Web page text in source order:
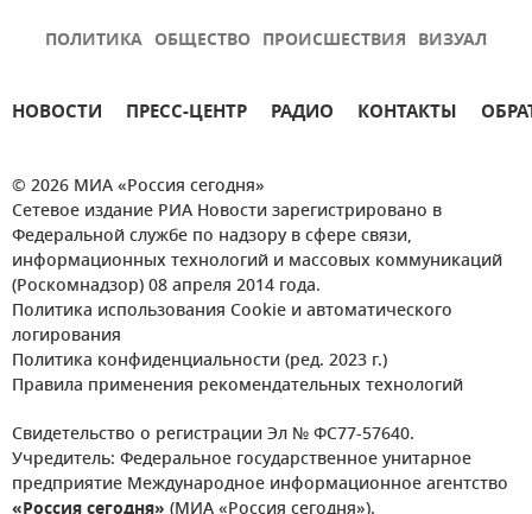
ПОЛИТИКА ОБЩЕСТВО ПРОИСШЕСТВИЯ ВИЗУАЛ
НОВОСТИ ПРЕСС-ЦЕНТР РАДИО КОНТАКТЫ
© 2026 МИА «Россия сегодня»
Сетевое издание РИА Новости зарегистрировано в
Федеральной службе по надзору в сфере связи,
информационных технологий и массовых коммуникаций
(Роскомнадзор) 08 апреля 2014 года.
Политика использования Cookie и автоматического
логирования
Политика конфиденциальности (ред. 2023 г.)
Правила применения рекомендательных технологий
Свидетельство о регистрации Эл № ФС77-57640.
Учредитель: Федеральное государственное унитарное
предприятие Международное информационное агентство